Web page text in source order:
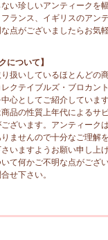
い珍しいアンティークを
ランス、イギリスのアン
点がございましたらお気
について】
扱いしているほとんどの
クテイブルズ・ブロカン
心としてご紹介しています
品の性質上年代によるサ
ざいます。アンティーク
ませんので十分なご理解
いますようお願い申し上
て何かご不明な点がござ
せ下さい。